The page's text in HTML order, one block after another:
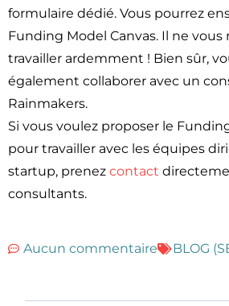
formulaire dédié. Vous pourrez
Funding Model Canvas. Il ne vous
travailler ardemment ! Bien sûr,
également collaborer avec un
Rainmakers.
Si vous voulez proposer le
pour travailler avec les équipes
startup, prenez contact
consultants.
Aucun commentaire BLOG